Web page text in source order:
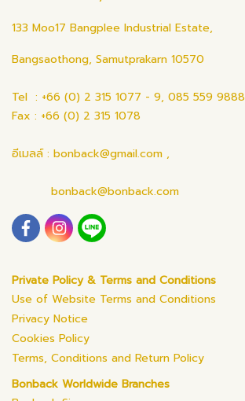
133 Moo17 Bangplee Industrial Estate,
Bangsaothong, Samutprakarn 10570
Tel : +66 (0) 2 315 1077 - 9, 085 559 9888
Fax : +66 (0) 2 315 1078
อีเมลล์ : bonback@gmail.com ,
bonback@bonback.com
Private Policy & Terms and Conditions
Use of Website Terms and Conditions
Privacy Notice
Cookies Policy
Terms, Conditions and Return Policy
Bonback Worldwide Branches